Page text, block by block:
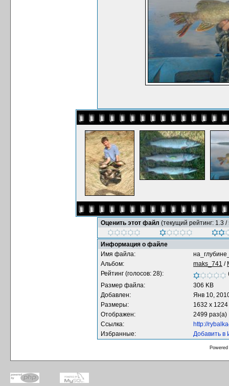
Оценить этот файл (текущий рейтинг: 1.3 /
Информация о файле
Имя файла:
Альбом:
maks_741 /
Рейтинг (голосов: 28):
Размер файла:
306 KB
Добавлен:
Янв 10,
Размеры:
1632 x
Отображен:
2499 раз(а)
Ссылка:
http://
Избранные:
Добавить в